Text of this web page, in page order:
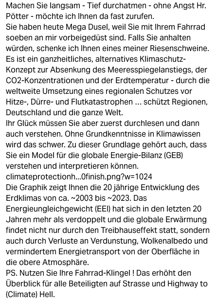
Machen Sie langsam - Tief durchatmen - ohne Angst Hr.
Pötter - möchte ich Ihnen da fast zurufen.
Sie haben heute Mega Dusel, weil Sie mit Ihrem Fahrrad
soeben an mir vorbeigedüst sind. Falls Sie anhalten
würden, schenke ich Ihnen eines meiner Riesenschweine.
Es ist ein ganzheitliches, alternatives Klimaschutz-
Konzept zur Absenkung des Meeresspiegelanstiegs, der
CO2-Konzentrationen und der Erdtemperatur - durch die
weltweite Umsetzung eines regionalen Schutzes vor
Hitze-, Dürre- und Flutkatastrophen … schützt Regionen,
Deutschland und die ganze Welt.
Ihr Glück müssen Sie aber zuerst durchlesen und dann
auch verstehen. Ohne Grundkenntnisse in Klimawissen
wird das schwer. Zu dieser Grundlage gehört auch, dass
Sie ein Model für die globale Energie-Bilanz (GEB)
verstehen und interpretieren können.
climateprotectionh...0finish.png?w=1024
Die Graphik zeigt Ihnen die 20 jährige Entwicklung des
Erdklimas von ca. ~2003 bis ~2023. Das
Energieungleichgewicht (EEI) hat sich in den letzten 20
Jahren mehr als verdoppelt und die globale Erwärmung
findet nicht nur durch den Treibhauseffekt statt, sondern
auch durch Verluste an Verdunstung, Wolkenalbedo und
vermindertem Energietransport von der Oberfläche in
die obere Atmosphäre.
PS. Nutzen Sie Ihre Fahrrad-Klingel ! Das erhöht den
Überblick für alle Beteiligten auf Strasse und Highway to
(Climate) Hell.